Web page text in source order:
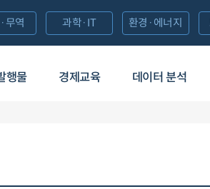
행물 경제교육 데이터 분석
무역 과학·IT 환경·에너지